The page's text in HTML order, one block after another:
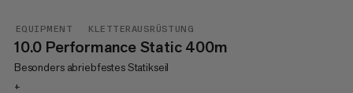
EQUIPMENT KLETTERAUSRÜSTUNG
10.0 Performance Static 400m
Besonders abriebfestes Statikseil
+